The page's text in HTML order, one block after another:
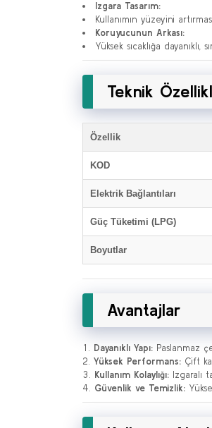
Izgara Tasarım:
Kullanımın yüzeyini
Koruyucunun Arkası:
Yüksek sıcaklığa
Teknik
Özellik
KOD
Elektrik Bağlantıları
Güç Tüketimi (LPG)
Boyutlar
Avantajlar
Dayanıklı Yapı: Paslanmaz
Yüksek Performans: Çift
Kullanım Kolaylığı: Izgaralı
Güvenlik ve Temizlik: